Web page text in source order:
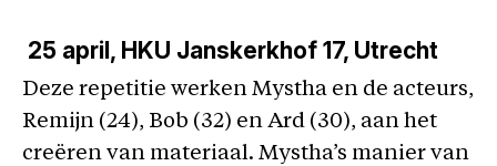
25 april, HKU Janskerkhof 17, Utrecht
Deze repetitie werken Mystha en de acteurs,
Remijn (24), Bob (32) en Ard (30), aan het
creëren van materiaal. Mystha’s manier van